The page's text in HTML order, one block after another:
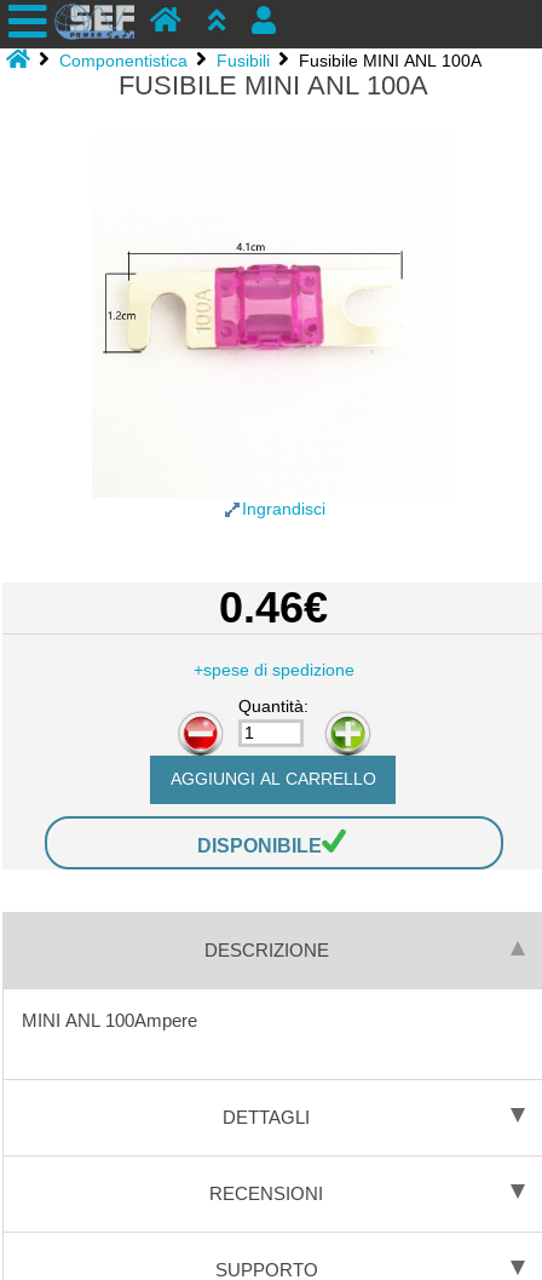
Componentistica Fusibili Fusibile MINI ANL 100A
FUSIBILE MINI ANL 100A
Ingrandisci
0.46€
+spese di spedizione
Quantità:
-
+
DISPONIBILE
DESCRIZIONE
MINI ANL 100Ampere
DETTAGLI
RECENSIONI
SUPPORTO